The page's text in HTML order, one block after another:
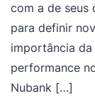
com a de seus
para definir
importância da
performance
Nubank […]